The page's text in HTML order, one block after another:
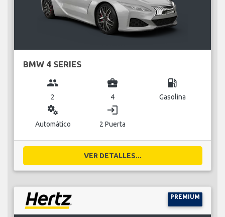
BMW 4 SERIES
group
2
business_center
4
local_gas_station
Gasolina
miscellaneous_services
Automático
login
2 Puerta
VER DETALLES...
PREMIUM